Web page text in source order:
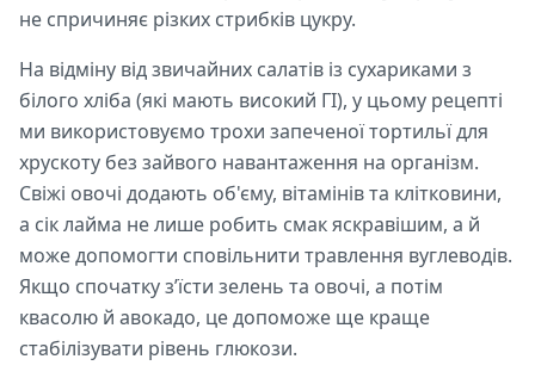
не спричиняє різких стрибків цукру.
На відміну від звичайних салатів із сухариками з
білого хліба (які мають високий ГІ), у цьому рецепті
ми використовуємо трохи запеченої тортильї для
хрускоту без зайвого навантаження на організм.
Свіжі овочі додають об'єму, вітамінів та клітковини,
а сік лайма не лише робить смак яскравішим, а й
може допомогти сповільнити травлення вуглеводів.
Якщо спочатку з’їсти зелень та овочі, а потім
квасолю й авокадо, це допоможе ще краще
стабілізувати рівень глюкози.